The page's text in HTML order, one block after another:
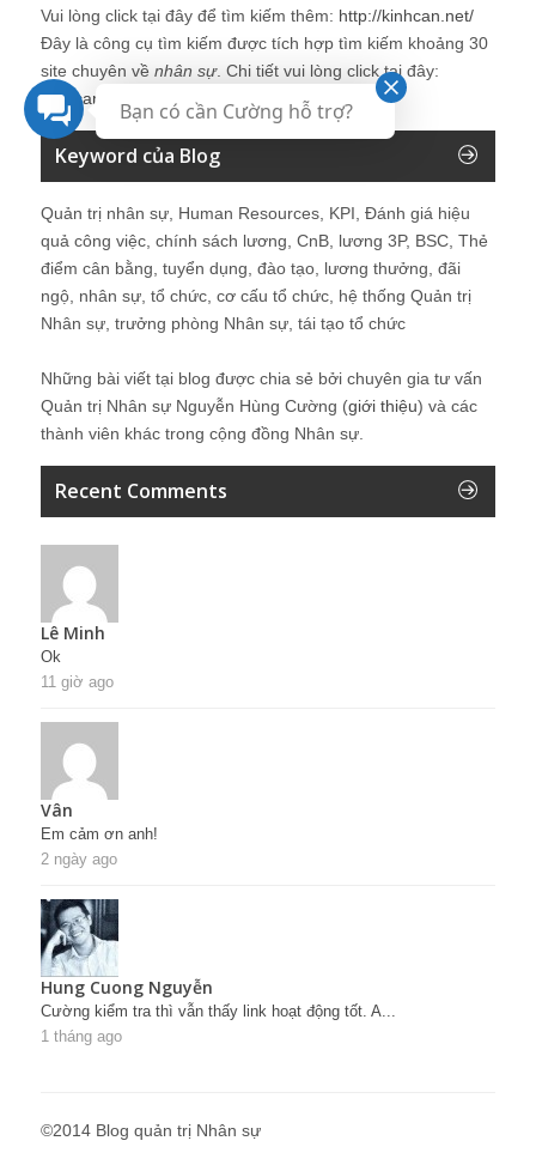
Vui lòng click tại đây để tìm kiếm thêm: http://kinhcan.net/
Đây là công cụ tìm kiếm được tích hợp tìm kiếm khoảng 30
site chuyên về nhân sự. Chi tiết vui lòng click tại đây:
Kinhcan24′s Search
Keyword của Blog
Quản trị nhân sự, Human Resources, KPI, Đánh giá hiệu
quả công việc, chính sách lương, CnB, lương 3P, BSC, Thẻ
điểm cân bằng, tuyển dụng, đào tạo, lương thưởng, đãi
ngộ, nhân sự, tổ chức, cơ cấu tổ chức, hệ thống Quản trị
Nhân sự, trưởng phòng Nhân sự, tái tạo tổ chức
Những bài viết tại blog được chia sẻ bởi chuyên gia tư vấn
Quản trị Nhân sự Nguyễn Hùng Cường (giới thiệu) và các
thành viên khác trong cộng đồng Nhân sự.
Recent Comments
Lê Minh
Ok
11 giờ ago
Vân
Em cảm ơn anh!
2 ngày ago
Hung Cuong Nguyễn
Cường kiểm tra thì vẫn thấy link hoạt động tốt. A...
1 tháng ago
©2014 Blog quản trị Nhân sự
Bạn có cần Cường hỗ trợ?